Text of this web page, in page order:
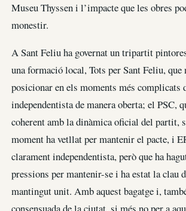
Museu Thyssen i l’impacte que les obres
monestir.
A Sant Feliu ha governat un tripartit
una formació local, Tots per Sant Feliu, que
posicionar en els moments més complicats
independentista de manera oberta; el PSC,
coherent amb la dinàmica oficial del partit,
moment ha vetllat per mantenir el pacte, i
clarament independentista, però que ha
pressions per mantenir-se i ha estat la clau
mantingut unit. Amb aquest bagatge i,